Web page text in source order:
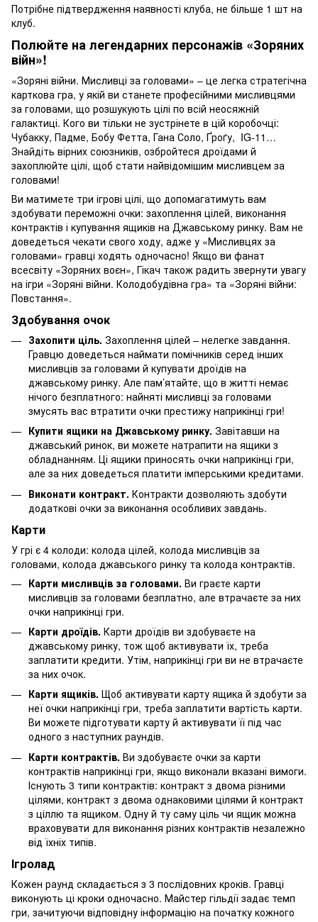
Потрібне підтвердження наявності клуба, не більше 1 шт на
клуб.
Полюйте на легендарних персонажів «Зоряних
війн»!
«Зоряні війни. Мисливці за головами» – це легка стратегічна
карткова гра, у якій ви станете професійними мисливцями
за головами, що розшукують цілі по всій неосяжній
галактиці. Кого ви тільки не зустрінете в цій коробочці:
Чубакку, Падме, Бобу Фетта, Гана Соло, Ґроґу, IG-11…
Знайдіть вірних союзників, озбройтеся дроїдами й
захоплюйте цілі, щоб стати найвідомішим мисливцем за
головами!
Ви матимете три ігрові цілі, що допомагатимуть вам
здобувати переможні очки: захоплення цілей, виконання
контрактів і купування ящиків на Джавському ринку. Вам не
доведеться чекати свого ходу, адже у «Мисливцях за
головами» гравці ходять одночасно! Якщо ви фанат
всесвіту «Зоряних воєн», Гікач також радить звернути увагу
на ігри «Зоряні війни. Колодобудівна гра» та «Зоряні війни:
Повстання».
Здобування очок
Захопити ціль. Захоплення цілей – нелегке завдання.
Гравцю доведеться наймати помічників серед інших
мисливців за головами й купувати дроїдів на
джавському ринку. Але пам’ятайте, що в житті немає
нічого безплатного: найняті мисливці за головами
змусять вас втратити очки престижу наприкінці гри!
Купити ящики на Джавському ринку. Завітавши на
джавський ринок, ви можете натрапити на ящики з
обладнанням. Ці ящики приносять очки наприкінці гри,
але за них доведеться платити імперськими кредитами.
Виконати контракт. Контракти дозволяють здобути
додаткові очки за виконання особливих завдань.
Карти
У грі є 4 колоди: колода цілей, колода мисливців за
головами, колода джавського ринку та колода контрактів.
Карти мисливців за головами. Ви граєте карти
мисливців за головами безплатно, але втрачаєте за них
очки наприкінці гри.
Карти дроїдів. Карти дроїдів ви здобуваєте на
джавському ринку, тож щоб активувати їх, треба
заплатити кредити. Утім, наприкінці гри ви не втрачаєте
за них очок.
Карти ящиків. Щоб активувати карту ящика й здобути за
неї очки наприкінці гри, треба заплатити вартість карти.
Ви можете підготувати карту й активувати її під час
одного з наступних раундів.
Карти контрактів. Ви здобуваєте очки за карти
контрактів наприкінці гри, якщо виконали вказані вимоги.
Існують 3 типи контрактів: контракт з двома різними
цілями, контракт з двома однаковими цілями й контракт
з ціллю та ящиком. Одну й ту саму ціль чи ящик можна
враховувати для виконання різних контрактів незалежно
від їхніх типів.
Ігролад
Кожен раунд складається з 3 послідовних кроків. Гравці
виконують ці кроки одночасно. Майстер гільдії задає темп
гри, зачитуючи відповідну інформацію на початку кожного